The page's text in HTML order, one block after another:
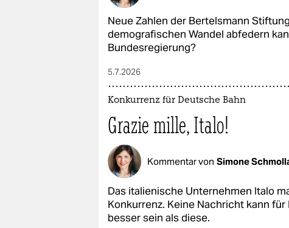
Neue Zahlen der Bertelsmann
demografischen Wandel abfedern
Bundesregierung?
5.7.2026
Konkurrenz für Deutsche Bahn
Grazie mille, Italo!
Kommentar von Simone
Das italienische Unternehmen Italo
Konkurrenz. Keine Nachricht kann
besser sein als diese.